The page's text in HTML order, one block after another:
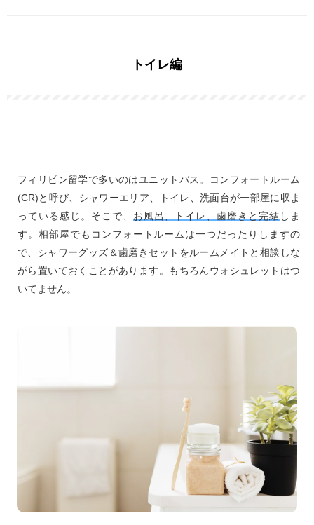
トイレ編
フィリピン留学で多いのはユニットバス。コンフォートルーム
(CR)と呼び、シャワーエリア、トイレ、洗面台が一部屋に収ま
っている感じ。そこで、 お風呂、トイレ、歯磨きと完結 しま
す。相部屋でもコンフォートルームは一つだったりしますの
で、シャワーグッズ＆歯磨きセットをルームメイトと相談しな
がら置いておくことがあります。もちろんウォシュレットはつ
いてません。